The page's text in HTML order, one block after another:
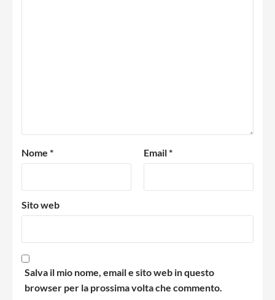
Nome * Email*
Sito web
Salva il mio nome, email e sito web in questo
browser per la prossima volta che commento.